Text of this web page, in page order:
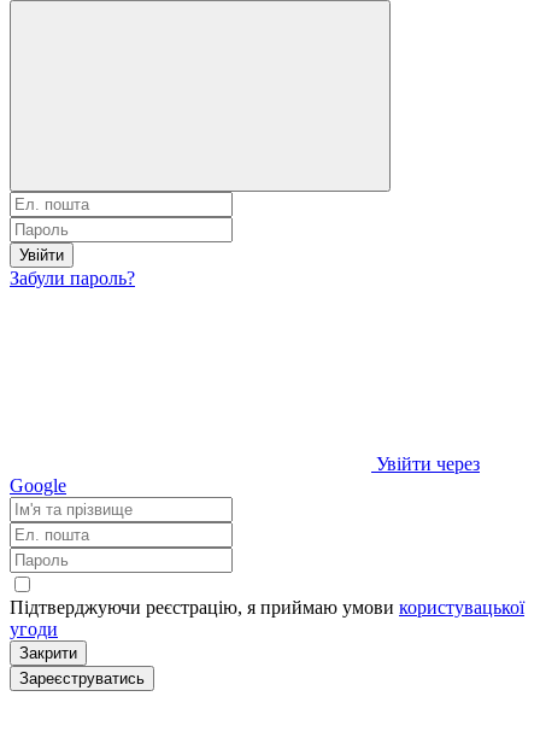
Увійти
Забули пароль?
Увійти через
Google
Підтверджуючи реєстрацію, я приймаю умови користувацької
угоди
Закрити
Зареєструватись